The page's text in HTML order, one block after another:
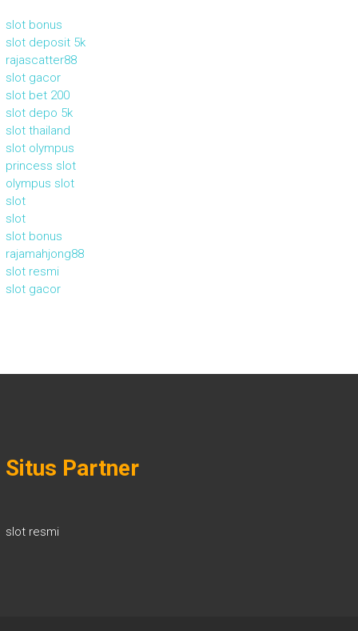
slot bonus
slot deposit 5k
rajascatter88
slot gacor
slot bet 200
slot depo 5k
slot thailand
slot olympus
princess slot
olympus slot
slot
slot
slot bonus
rajamahjong88
slot resmi
slot gacor
Situs Partner
slot resmi